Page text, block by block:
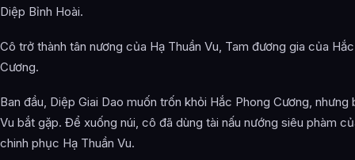
Diệp Bỉnh Hoài.
Cô trở thành tân nương của Hạ Thuần Vu, Tam đương gia của
Cương.
Ban đầu, Diệp Giai Dao muốn trốn khỏi Hắc Phong Cương, nhưng
Vu bắt gặp. Để xuống núi, cô đã dùng tài nấu nướng siêu phàm
chinh phục Hạ Thuần Vu.